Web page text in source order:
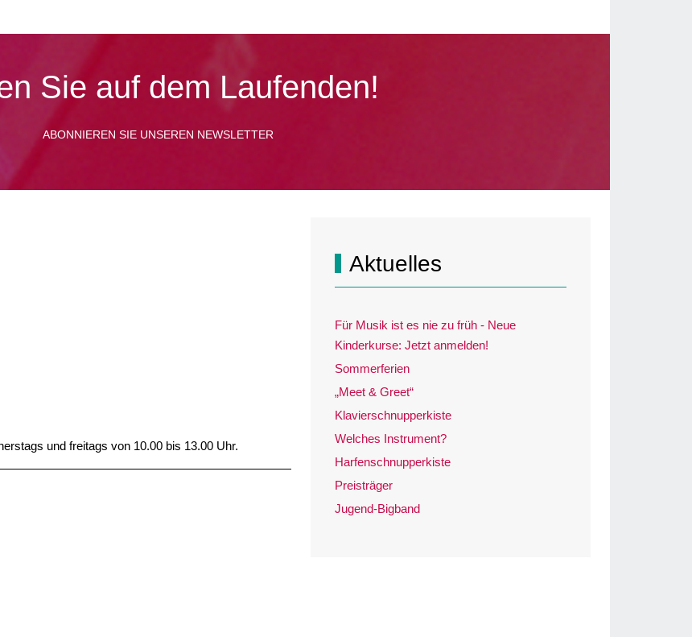
Sie auf dem Laufenden!
ABONNIEREN SIE UNSEREN NEWSLETTER
und freitags von 10.00 bis 13.00 Uhr.
Aktuelles
Für Musik ist es nie zu früh - Neue
Kinderkurse: Jetzt anmelden!
Sommerferien
„Meet & Greet“
Klavierschnupperkiste
Welches Instrument?
Harfenschnupperkiste
Preisträger
Jugend-Bigband